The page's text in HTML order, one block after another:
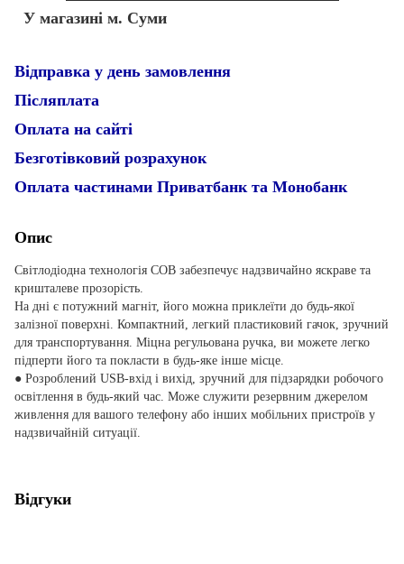
У магазині м. Суми
Відправка у день замовлення
Післяплата
Оплата на сайті
Безготівковий розрахунок
Оплата частинами Приватбанк та Монобанк
Опис
Світлодіодна технологія COB забезпечує надзвичайно яскраве та
кришталеве прозорість.
На дні є потужний магніт, його можна приклеїти до будь-якої
залізної поверхні. Компактний, легкий пластиковий гачок, зручний
для транспортування. Міцна регульована ручка, ви можете легко
підперти його та покласти в будь-яке інше місце.
● Розроблений USB-вхід і вихід, зручний для підзарядки робочого
освітлення в будь-який час. Може служити резервним джерелом
живлення для вашого телефону або інших мобільних пристроїв у
надзвичайній ситуації.
Відгуки